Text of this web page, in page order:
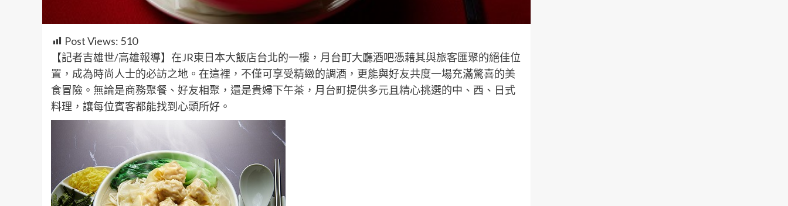
Post Views: 510
【記者吉雄世/高雄報導】在JR東日本大飯店台北的一樓，月台町大廳酒吧憑藉其與旅客匯聚的絕佳位
置，成為時尚人士的必訪之地。在這裡，不僅可享受精緻的調酒，更能與好友共度一場充滿驚喜的美
食冒險。無論是商務聚餐、好友相聚，還是貴婦下午茶，月台町提供多元且精心挑選的中、西、日式
料理，讓每位賓客都能找到心頭所好。